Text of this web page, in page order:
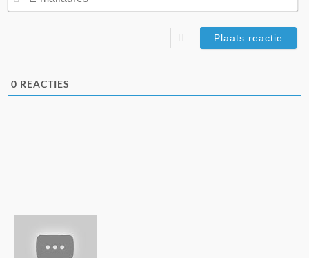
0 REACTIES